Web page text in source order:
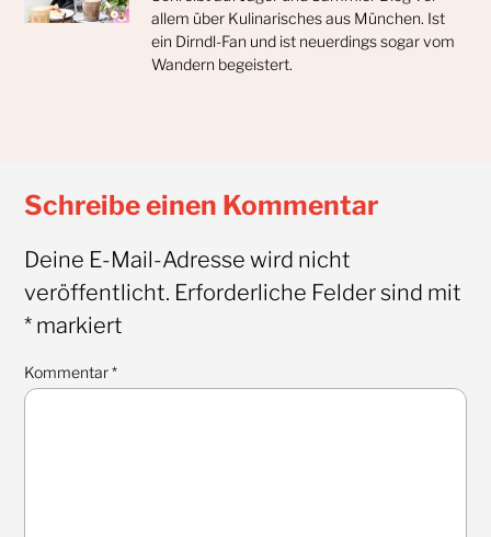
allem über Kulinarisches aus München. Ist
ein Dirndl-Fan und ist neuerdings sogar vom
Wandern begeistert.
Schreibe einen Kommentar
Deine E-Mail-Adresse wird nicht
veröffentlicht. Erforderliche Felder sind mit
*markiert
Kommentar*